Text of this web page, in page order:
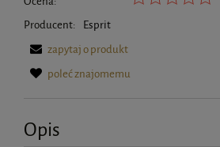
Producent:
Esprit
zapytaj o produkt
poleć znajomemu
Opis